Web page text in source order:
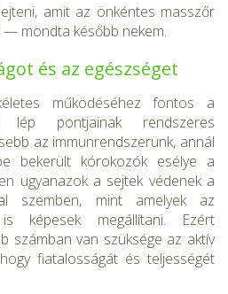
amit az önkéntes masszőr
mondta később nekem.
és az egészséget
működéséhez fontos a
pontjainak rendszeres
az immunrendszerünk, annál
bekerült kórokozók esélye a
ugyanazok a sejtek védenek a
szemben, mint amelyek az
képesek megállítani. Ezért
számban van szüksége az aktív
fiatalosságát és teljességét